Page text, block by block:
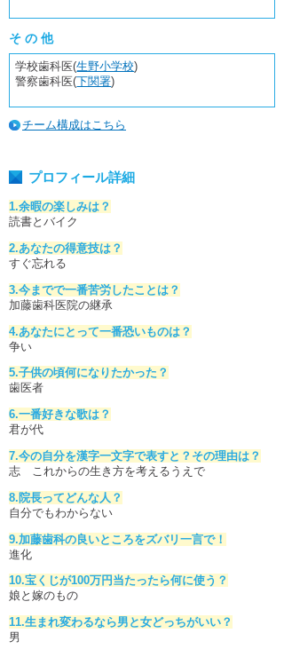
そ の 他
学校歯科医(生野小学校)
警察歯科医(下関署)
チーム構成はこちら
プロフィール詳細
1.余暇の楽しみは？
読書とバイク
2.あなたの得意技は？
すぐ忘れる
3.今までで一番苦労したことは？
加藤歯科医院の継承
4.あなたにとって一番恐いものは？
争い
5.子供の頃何になりたかった？
歯医者
6.一番好きな歌は？
君が代
7.今の自分を漢字一文字で表すと？その理由は？
志 これからの生き方を考えるうえで
8.院長ってどんな人？
自分でもわからない
9.加藤歯科の良いところをズバリ一言で！
進化
10.宝くじが100万円当たったら何に使う？
娘と嫁のもの
11.生まれ変わるなら男と女どっちがいい？
男